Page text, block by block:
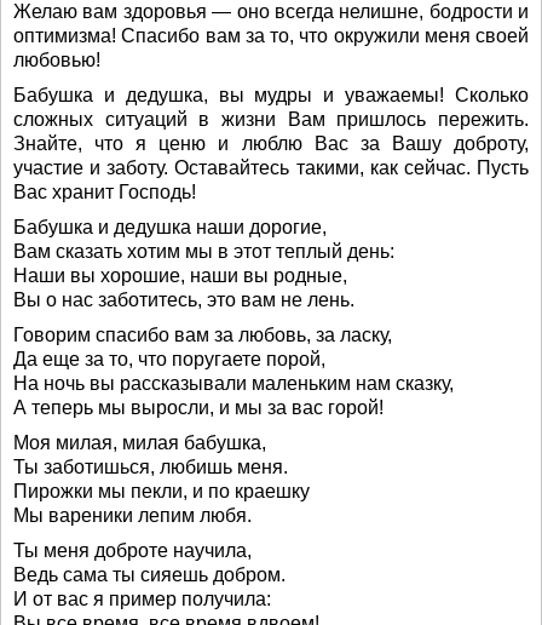
Желаю вам здоровья — оно всегда нелишне, бодрости и
оптимизма! Спасибо вам за то, что окружили меня своей
любовью!
Бабушка и дедушка, вы мудры и уважаемы! Сколько
сложных ситуаций в жизни Вам пришлось пережить.
Знайте, что я ценю и люблю Вас за Вашу доброту,
участие и заботу. Оставайтесь такими, как сейчас. Пусть
Вас хранит Господь!
Бабушка и дедушка наши дорогие,
Вам сказать хотим мы в этот теплый день:
Наши вы хорошие, наши вы родные,
Вы о нас заботитесь, это вам не лень.
Говорим спасибо вам за любовь, за ласку,
Да еще за то, что поругаете порой,
На ночь вы рассказывали маленьким нам сказку,
А теперь мы выросли, и мы за вас горой!
Моя милая, милая бабушка,
Ты заботишься, любишь меня.
Пирожки мы пекли, и по краешку
Мы вареники лепим любя.
Ты меня доброте научила,
Ведь сама ты сияешь добром.
И от вас я пример получила: